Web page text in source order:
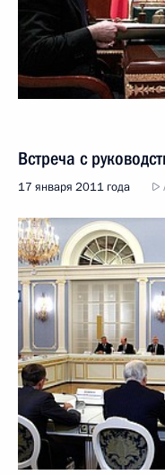
Встреча с
17 января 2011 года